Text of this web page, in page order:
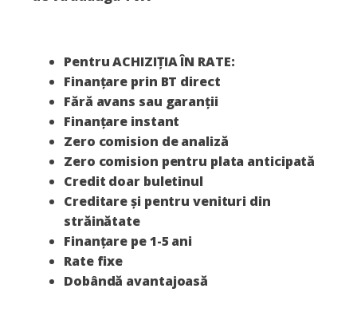
Pentru ACHIZIȚIA ÎN RATE:
Finanțare prin BT direct
Fără avans sau garanții
Finanțare instant
Zero comision de analiză
Zero comision pentru plata anticipată
Credit doar buletinul
Creditare și pentru venituri din
străinătate
Finanțare pe 1-5 ani
Rate fixe
Dobândă avantajoasă